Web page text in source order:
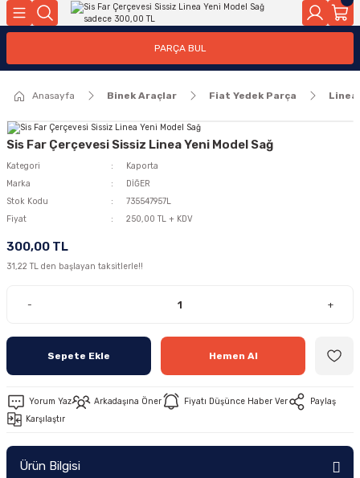
Geri Dön
Geri Dön
PARÇA BUL
Anasayfa Binek Araçlar Fiat Yedek Parça Linea
Sis Far Çerçevesi Sissiz Linea Yeni Model Sağ
Kategori
Kaporta
Marka
DİĞER
Stok Kodu
735547957L
Fiyat
250,00 TL + KDV
300,00 TL
31,22 TL den başlayan taksitlerle!!
- +
Sepete Ekle Hemen Al
Yorum Yaz Arkadaşına Öner Fiyatı Düşünce Haber Ver
Paylaş
Karşılaştır
Ürün Bilgisi